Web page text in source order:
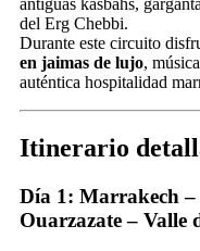
antiguas kasbahs,
del Erg Chebbi.
Durante este circuito
en jaimas de lujo,
auténtica hospitalidad
Itinerario
Día 1: Marrakech
Ouarzazate – Valle